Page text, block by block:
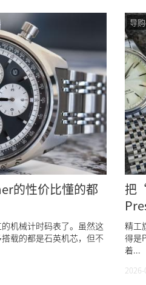
的性价比懂的都
机械计时码表了。虽然这
载的都是石英机芯，但不
导
把
精工
得是
着...